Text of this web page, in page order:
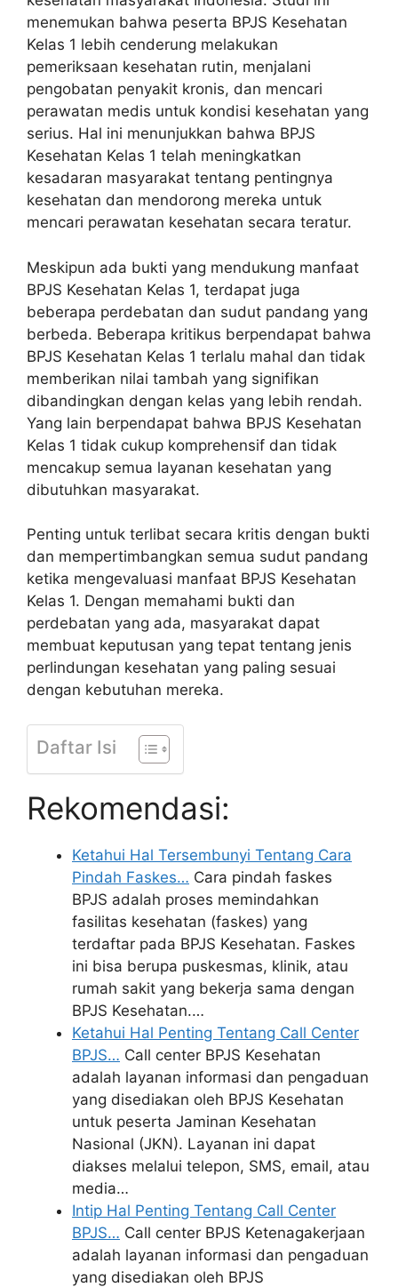
menemukan bahwa peserta BPJS Kesehatan
Kelas 1 lebih cenderung melakukan
pemeriksaan kesehatan rutin, menjalani
pengobatan penyakit kronis, dan mencari
perawatan medis untuk kondisi kesehatan yang
serius. Hal ini menunjukkan bahwa BPJS
Kesehatan Kelas 1 telah meningkatkan
kesadaran masyarakat tentang pentingnya
kesehatan dan mendorong mereka untuk
mencari perawatan kesehatan secara teratur.
Meskipun ada bukti yang mendukung manfaat
BPJS Kesehatan Kelas 1, terdapat juga
beberapa perdebatan dan sudut pandang yang
berbeda. Beberapa kritikus berpendapat bahwa
BPJS Kesehatan Kelas 1 terlalu mahal dan tidak
memberikan nilai tambah yang signifikan
dibandingkan dengan kelas yang lebih rendah.
Yang lain berpendapat bahwa BPJS Kesehatan
Kelas 1 tidak cukup komprehensif dan tidak
mencakup semua layanan kesehatan yang
dibutuhkan masyarakat.
Penting untuk terlibat secara kritis dengan bukti
dan mempertimbangkan semua sudut pandang
ketika mengevaluasi manfaat BPJS Kesehatan
Kelas 1. Dengan memahami bukti dan
perdebatan yang ada, masyarakat dapat
membuat keputusan yang tepat tentang jenis
perlindungan kesehatan yang paling sesuai
dengan kebutuhan mereka.
Daftar Isi
Rekomendasi:
Ketahui Hal Tersembunyi Tentang Cara
Pindah Faskes… Cara pindah faskes
BPJS adalah proses memindahkan
fasilitas kesehatan (faskes) yang
terdaftar pada BPJS Kesehatan. Faskes
ini bisa berupa puskesmas, klinik, atau
rumah sakit yang bekerja sama dengan
BPJS Kesehatan.…
Ketahui Hal Penting Tentang Call Center
BPJS… Call center BPJS Kesehatan
adalah layanan informasi dan pengaduan
yang disediakan oleh BPJS Kesehatan
untuk peserta Jaminan Kesehatan
Nasional (JKN). Layanan ini dapat
diakses melalui telepon, SMS, email, atau
media…
Intip Hal Penting Tentang Call Center
BPJS… Call center BPJS Ketenagakerjaan
adalah layanan informasi dan pengaduan
yang disediakan oleh BPJS